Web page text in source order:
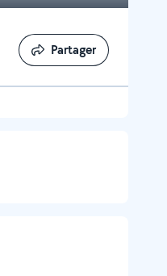
Partager
Partager